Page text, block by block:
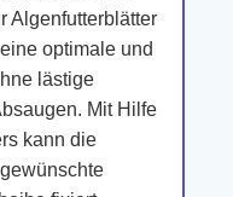
Algenfutterblätter
optimale und
lästige
Mit Hilfe
kann die